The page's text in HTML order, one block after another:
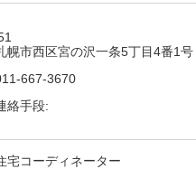
幌市西区宮の沢一条5丁目4番1号
667-3670
絡手段:
宅コーディネーター